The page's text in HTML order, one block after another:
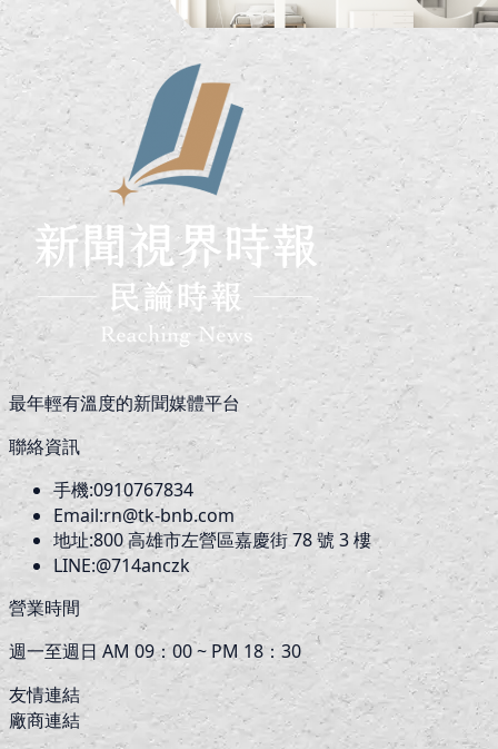
最年輕有溫度的新聞媒體平台
聯絡資訊
手機:0910767834
Email:rn@tk-bnb.com
地址:800高雄市左營區嘉慶街 78 號 3 樓
LINE:@714anczk
營業時間
週一至週日 AM 09：00 ~ PM 18：30
友情連結
廠商連結